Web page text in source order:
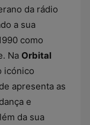
da rádio
a sua
como
Na Orbital
icónico
apresenta as
e
da sua